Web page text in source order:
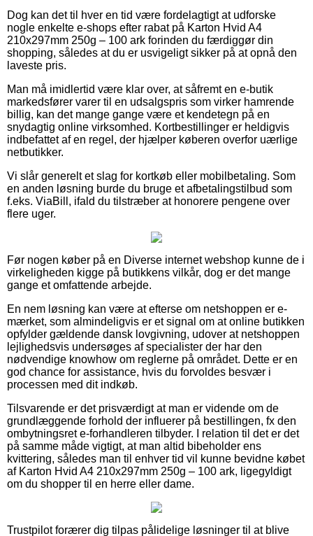
Dog kan det til hver en tid være fordelagtigt at udforske
nogle enkelte e-shops efter rabat på Karton Hvid A4
210x297mm 250g – 100 ark forinden du færdiggør din
shopping, således at du er usvigeligt sikker på at opnå den
laveste pris.
Man må imidlertid være klar over, at såfremt en e-butik
markedsfører varer til en udsalgspris som virker hamrende
billig, kan det mange gange være et kendetegn på en
snydagtig online virksomhed. Kortbestillinger er heldigvis
indbefattet af en regel, der hjælper køberen overfor uærlige
netbutikker.
Vi slår generelt et slag for kortkøb eller mobilbetaling. Som
en anden løsning burde du bruge et afbetalingstilbud som
f.eks. ViaBill, ifald du tilstræber at honorere pengene over
flere uger.
Før nogen køber på en Diverse internet webshop kunne de i
virkeligheden kigge på butikkens vilkår, dog er det mange
gange et omfattende arbejde.
En nem løsning kan være at efterse om netshoppen er e-
mærket, som almindeligvis er et signal om at online butikken
opfylder gældende dansk lovgivning, udover at netshoppen
lejlighedsvis undersøges af specialister der har den
nødvendige knowhow om reglerne på området. Dette er en
god chance for assistance, hvis du forvoldes besvær i
processen med dit indkøb.
Tilsvarende er det prisværdigt at man er vidende om de
grundlæggende forhold der influerer på bestillingen, fx den
ombytningsret e-forhandleren tilbyder. I relation til det er det
på samme måde vigtigt, at man altid bibeholder ens
kvittering, således man til enhver tid vil kunne bevidne købet
af Karton Hvid A4 210x297mm 250g – 100 ark, ligegyldigt
om du shopper til en herre eller dame.
Trustpilot forærer dig tilpas pålidelige løsninger til at blive